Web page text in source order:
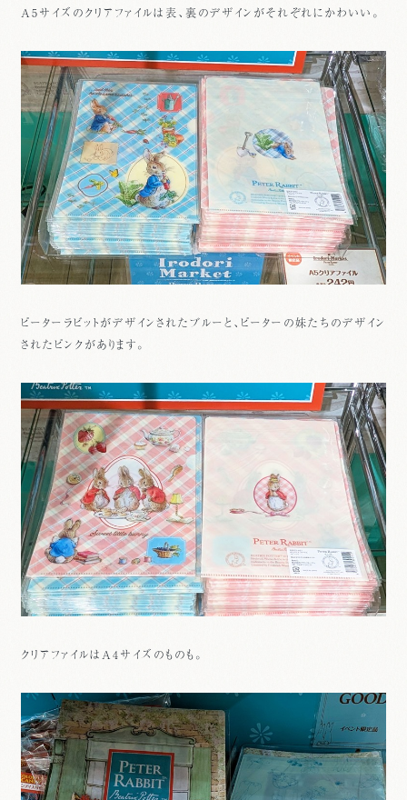
A5サイズのクリアファイルは表、裏のデザインがそれぞれにかわいい。
ピーターラビットがデザインされたブルーと、ピーターの妹たちのデザイン
されたピンクがあります。
クリアファイルはA4サイズのものも。